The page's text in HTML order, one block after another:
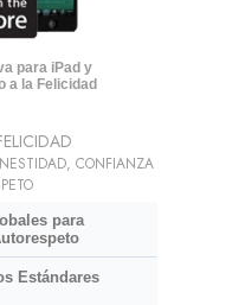
para iPad y
a la Felicidad
CONFIANZA
para
Estándares